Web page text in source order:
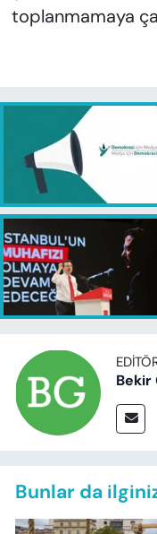
toplanmamaya
Bekir
Bunlar da